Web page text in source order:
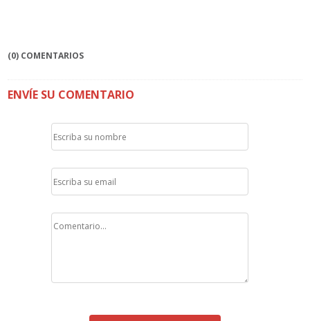
(0) COMENTARIOS
ENVÍE SU COMENTARIO